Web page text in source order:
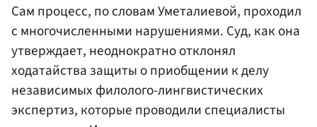
Сам процесс, по словам Уметалиевой, проходил
с многочисленными нарушениями. Суд, как она
утверждает, неоднократно отклонял
ходатайства защиты о приобщении к делу
независимых филолого-лингвистических
экспертиз, которые проводили специалисты